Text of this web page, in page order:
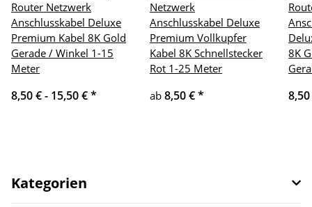
Router Netzwerk
Anschlusskabel Deluxe
Premium Kabel 8K Gold
Gerade / Winkel 1-15
Meter
8,50 € - 15,50 €*
Netzwerk
Anschlusskabel Deluxe
Premium Vollkupfer
Kabel 8K Schnellstecker
Rot 1-25 Meter
ab 8,50 €*
8K
Kategorien